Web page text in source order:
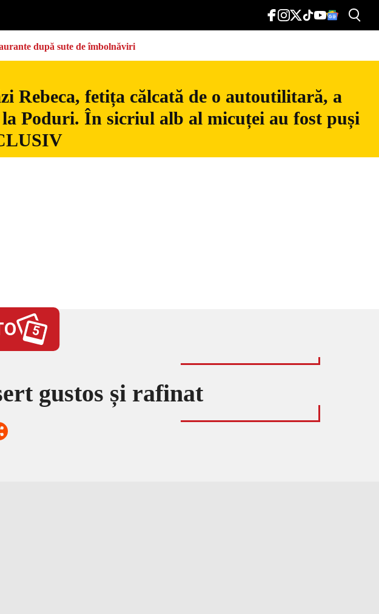
după sute de îmbolnăviri
Rebeca, fetița călcată de o autoutilitară, a
Poduri. În sicriul alb al micuței au fost puși
5
gustos și rafinat